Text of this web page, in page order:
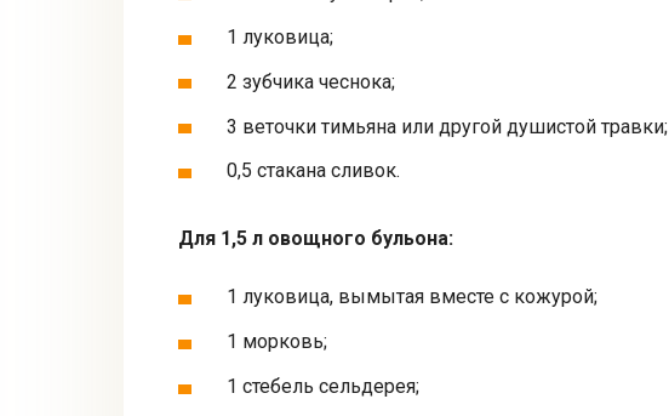
1 луковица;
2 зубчика чеснока;
3 веточки тимьяна или другой душистой травки;
0,5 стакана сливок.
Для 1,5 л овощного бульона:
1 луковица, вымытая вместе с кожурой;
1 морковь;
1 стебель сельдерея;